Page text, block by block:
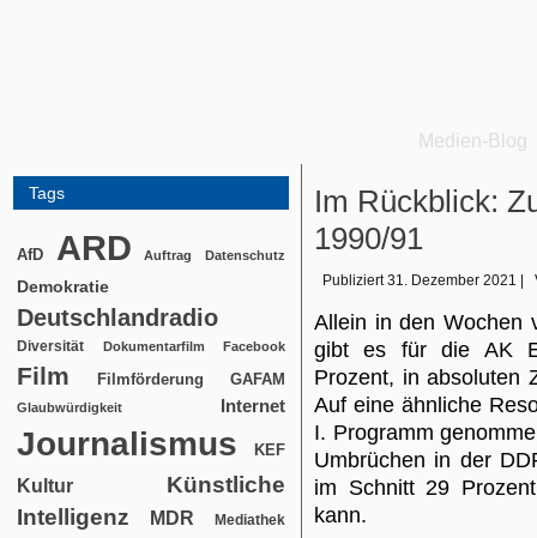
Medien-Blog
Tags
AfD ARD Auftrag Datenschutz
Demokratie
Deutschlandradio
Diversität Dokumentarfilm Facebook
Film Filmförderung GAFAM
Glaubwürdigkeit Internet
Journalismus KEF
Kultur
Künstliche
Intelligenz
MDR Mediathek
Im Rückblick:
1990/91
Publiziert 31. Dezember 2021
Allein in den Wochen
gibt es für die AK
Prozent, in absoluten
Auf eine ähnliche
I. Programm
Umbrüchen in der
im Schnitt 29
kann.